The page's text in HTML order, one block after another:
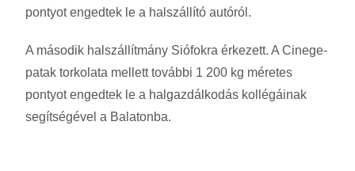
pontyot engedtek le a halszállító autóról.
A második halszállítmány Siófokra érkezett. A Cinege-
patak torkolata mellett további 1 200 kg méretes
pontyot engedtek le a halgazdálkodás kollégáinak
segítségével a Balatonba.